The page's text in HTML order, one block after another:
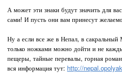
А может эти знаки будут значить для
сами! И пусть они вам принесут
Ну а если все же в Непал, в сакральный
только ножками можно дойти и не
пещеры, тайные перевалы, горная
вся информация тут: http://